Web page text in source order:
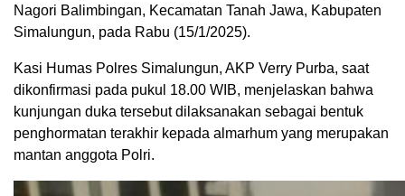
Nagori Balimbingan, Kecamatan Tanah Jawa, Kabupaten
Simalungun, pada Rabu (15/1/2025).
Kasi Humas Polres Simalungun, AKP Verry Purba, saat
dikonfirmasi pada pukul 18.00 WIB, menjelaskan bahwa
kunjungan duka tersebut dilaksanakan sebagai bentuk
penghormatan terakhir kepada almarhum yang merupakan
mantan anggota Polri.